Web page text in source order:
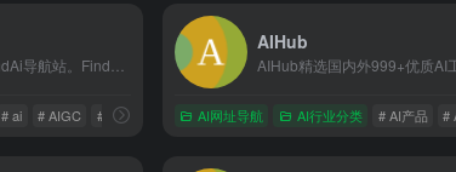
# ai # AIGC # AI写作
AIHub
AI网址导航 AI行业分类 # AI产品 #